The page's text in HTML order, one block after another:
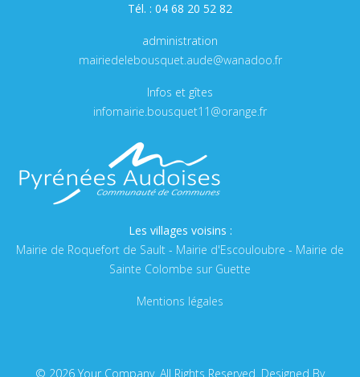
Tél. : 04 68 20 52 82
administration
mairiedelebousquet.aude@wanadoo.fr
Infos et gîtes
infomairie.bousquet11@orange.fr
Les villages voisins :
Mairie de Roquefort de Sault - Mairie d'Escouloubre - Mairie de
Sainte Colombe sur Guette
Mentions légales
© 2026 Your Company. All Rights Reserved. Designed By